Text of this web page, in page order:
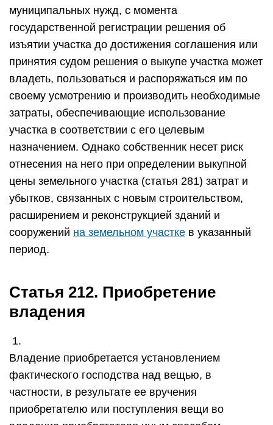
муниципальных нужд, с момента
государственной регистрации решения об
изъятии участка до достижения соглашения или
принятия судом решения о выкупе участка может
владеть, пользоваться и распоряжаться им по
своему усмотрению и производить необходимые
затраты, обеспечивающие использование
участка в соответствии с его целевым
назначением. Однако собственник несет риск
отнесения на него при определении выкупной
цены земельного участка (статья 281) затрат и
убытков, связанных с новым строительством,
расширением и реконструкцией зданий и
сооружений на земельном участке в указанный
период.
Статья 212. Приобретение
владения
1.
Владение приобретается установлением
фактического господства над вещью, в
частности, в результате ее вручения
приобретателю или поступления вещи во